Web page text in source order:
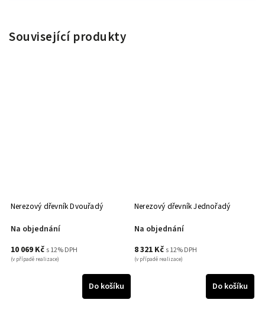
Související produkty
Nerezový dřevník Dvouřadý
Na objednání
10 069 Kč s 12% DPH
(v případě realizace)
Do košíku
Nerezový dřevník Jednořadý
Na objednání
8 321 Kč s 12% DPH
(v případě realizace)
Do košíku